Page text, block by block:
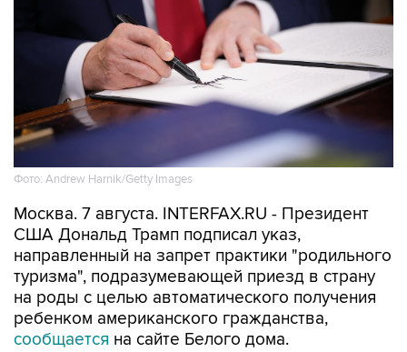
Фото: Andrew Harnik/Getty Images
Москва. 7 августа. INTERFAX.RU - Президент
США Дональд Трамп подписал указ,
направленный на запрет практики "родильного
туризма", подразумевающей приезд в страну
на роды с целью автоматического получения
ребенком американского гражданства,
сообщается на сайте Белого дома.